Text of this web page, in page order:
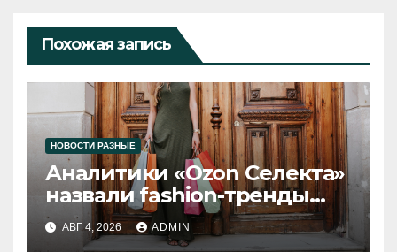
Похожая запись
НОВОСТИ РАЗНЫЕ
Аналитики «Ozon Селекта»
назвали fashion-тренды
2026 года
АВГ 4, 2026 ADMIN